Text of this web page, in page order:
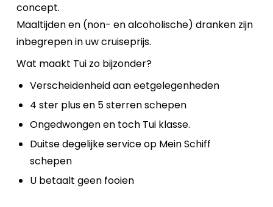
concept.
Maaltijden en (non- en alcoholische) dranken zijn
inbegrepen in uw cruiseprijs.
Wat maakt Tui zo bijzonder?
Verscheidenheid aan eetgelegenheden
4 ster plus en 5 sterren schepen
Ongedwongen en toch Tui klasse.
Duitse degelijke service op Mein Schiff
schepen
U betaalt geen fooien